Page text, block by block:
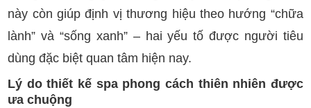
này còn giúp định vị thương hiệu theo hướng “chữa
lành” và “sống xanh” – hai yếu tố được người tiêu
dùng đặc biệt quan tâm hiện nay.
Lý do thiết kế spa phong cách thiên nhiên được
ưa chuộng